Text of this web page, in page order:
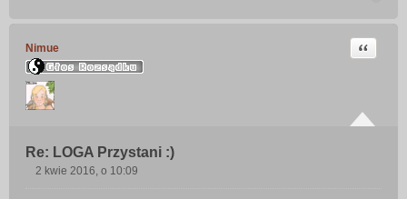
Nimue
Re: LOGA Przystani :)
Cytuj
2 kwie 2016, o 10:09